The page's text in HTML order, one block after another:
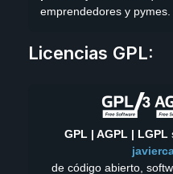
emprendedores y pymes.
Licencias GPL:
GPL | AGPL | LGPL
de código abierto,
YouTube
GitHubTwitch
X X